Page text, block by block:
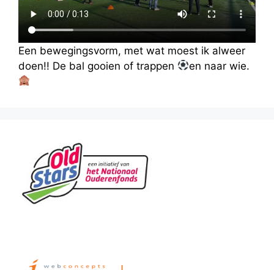
Een bewegingsvorm, met wat moest ik alweer
doen!! De bal gooien of trappen
en naar wie.